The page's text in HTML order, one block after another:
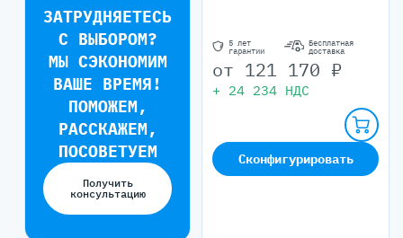
ЗАТРУДНЯЕТЕСЬ
С ВЫБОРОМ?
МЫ СЭКОНОМИМ
ВАШЕ ВРЕМЯ!
ПОМОЖЕМ,
РАССКАЖЕМ,
ПОСОВЕТУЕМ
Получить
консультацию
5 лет
гарантии
Бесплатная
доставка
от 121 170 ₽
+ 24 234 НДС
Сконфигурировать